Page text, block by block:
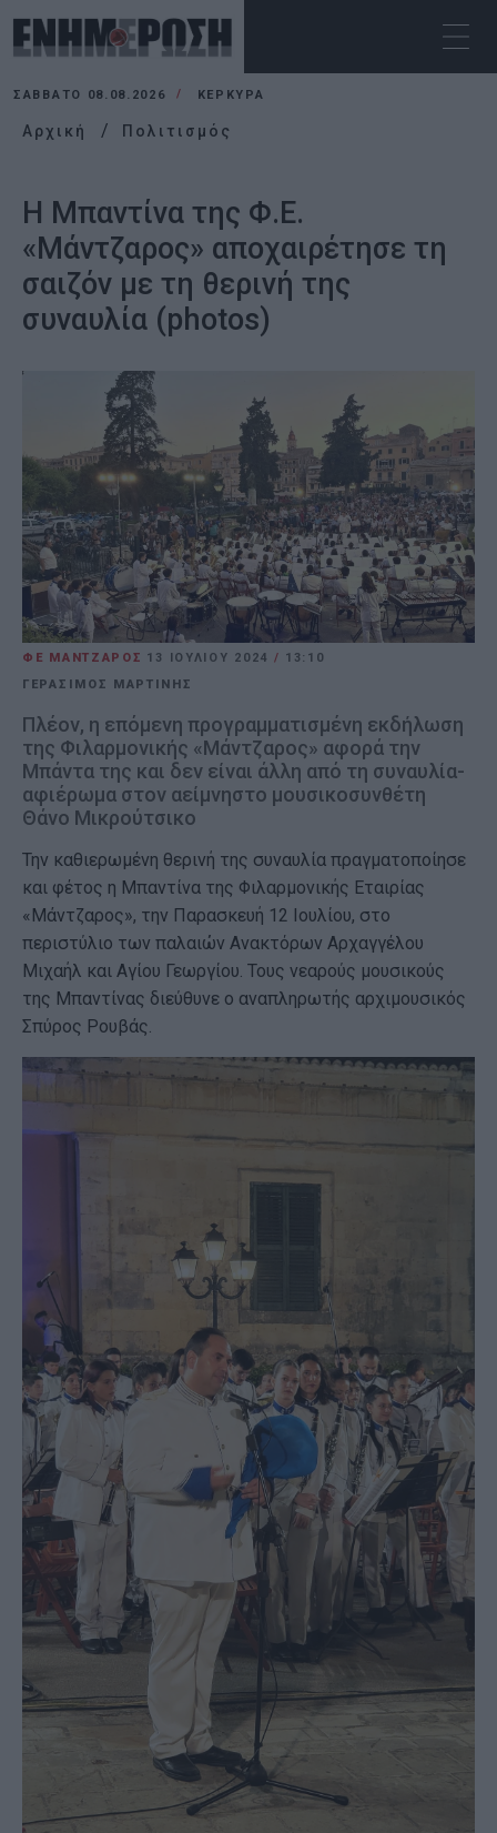
ΣΆΒΒΑΤΟ 08.08.2026 ΚΕΡΚΥΡΑ
Αρχική Πολιτισμός
Η Μπαντίνα της Φ.Ε.
«Μάντζαρος» αποχαιρέτησε τη
σαιζόν με τη θερινή της
συναυλία (photos)
ΦΕ ΜΑΝΤΖΑΡΟΣ 13 ΙΟΥΛΊΟΥ 2024 / 13:10
ΓΕΡΑΣΙΜΟΣ ΜΑΡΤΙΝΗΣ
Πλέον, η επόμενη προγραμματισμένη εκδήλωση
της Φιλαρμονικής «Μάντζαρος» αφορά την
Μπάντα της και δεν είναι άλλη από τη συναυλία-
αφιέρωμα στον αείμνηστο μουσικοσυνθέτη
Θάνο Μικρούτσικο
Την καθιερωμένη θερινή της συναυλία πραγματοποίησε
και φέτος η Μπαντίνα της Φιλαρμονικής Εταιρίας
«Μάντζαρος», την Παρασκευή 12 Ιουλίου, στο
περιστύλιο των παλαιών Ανακτόρων Αρχαγγέλου
Μιχαήλ και Αγίου Γεωργίου. Τους νεαρούς μουσικούς
της Μπαντίνας διεύθυνε ο αναπληρωτής αρχιμουσικός
Σπύρος Ρουβάς.